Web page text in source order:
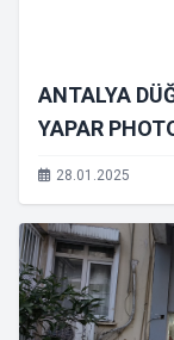
ANTALYA
YAPAR
28.01.2025